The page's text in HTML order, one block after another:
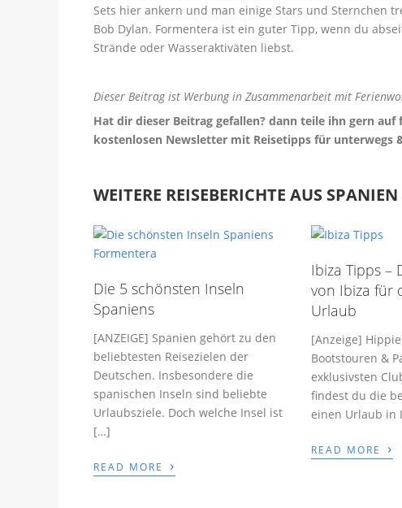
Sets hier ankern und man einige Stars und Sternchen
Bob Dylan. Formentera ist ein guter Tipp, wenn du
Strände oder Wasseraktiväten liebst.
Dieser Beitrag ist Werbung in Zusammenarbeit mit
Hat dir dieser Beitrag gefallen? dann teile ihn gern
kostenlosen Newsletter mit Reisetipps für unterwegs
WEITERE REISEBERICHTE AUS SPANIEN
Die 5 schönsten Inseln
Spaniens
[ANZEIGE] Spanien gehört zu den
beliebtesten Reisezielen der
Deutschen. Insbesondere die
spanischen Inseln sind beliebte
Urlaubsziele. Doch welche Insel ist
[…]
READ MORE ›
Ibiza Tipps –
von Ibiza für
Urlaub
[Anzeige]
Bootstouren &
exklusivsten
findest du die
einen Urlaub in
READ MORE ›